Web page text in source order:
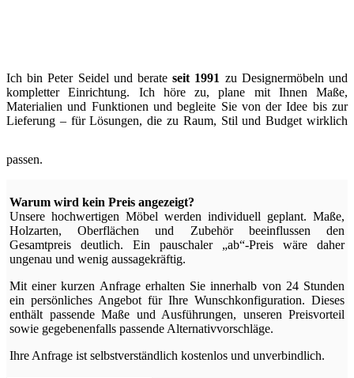
Ich bin Peter Seidel und berateseit 1991 zu Designermöbeln und
kompletter Einrichtung. Ich höre zu, plane mit Ihnen Maße,
Materialien und Funktionen und begleite Sie von der Idee bis zur
Lieferung – für Lösungen, die zu Raum, Stil und Budget wirklich
passen.
Warum wird kein Preis angezeigt?
Unsere hochwertigen Möbel werden individuell geplant. Maße,
Holzarten, Oberflächen und Zubehör beeinflussen den
Gesamtpreis deutlich. Ein pauschaler „ab“-Preis wäre daher
ungenau und wenig aussagekräftig.
Mit einer kurzen Anfrage erhalten Sie innerhalb von 24 Stunden
ein persönliches Angebot für Ihre Wunschkonfiguration. Dieses
enthält passende Maße und Ausführungen, unseren Preisvorteil
sowie gegebenenfalls passende Alternativvorschläge.
Ihre Anfrage ist selbstverständlich kostenlos und unverbindlich.